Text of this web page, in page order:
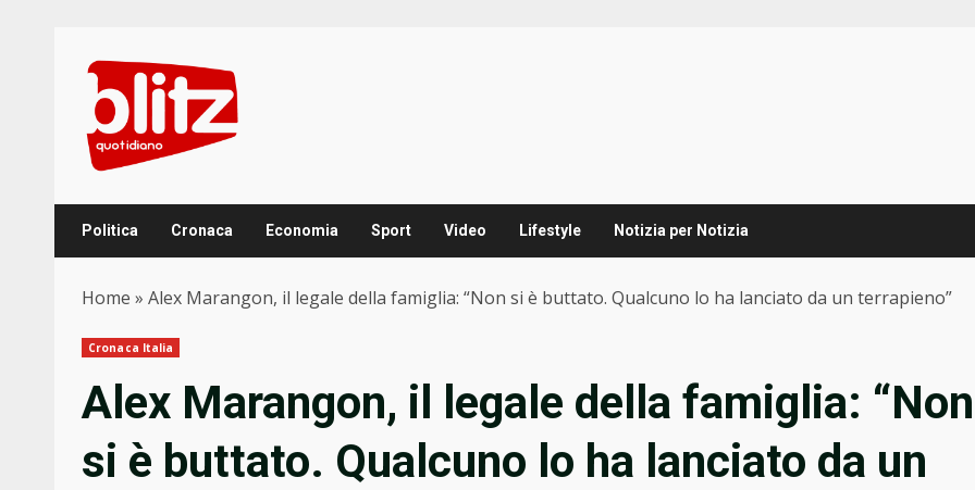
content
Politica Cronaca Economia Sport Video Lifestyle Notizia per Notizia
Home » Alex Marangon, il legale della famiglia: “Non si è buttato. Qualcuno lo ha lanciato da un terrapieno”
Cronaca Italia
Alex Marangon, il legale della famiglia: “Non
si è buttato. Qualcuno lo ha lanciato da un